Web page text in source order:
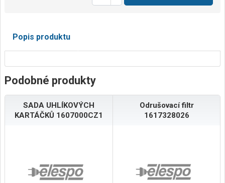
Popis produktu
Podobné produkty
SADA UHLÍKOVÝCH
KARTÁČKŮ 1607000CZ1
Odrušovací filtr
1617328026